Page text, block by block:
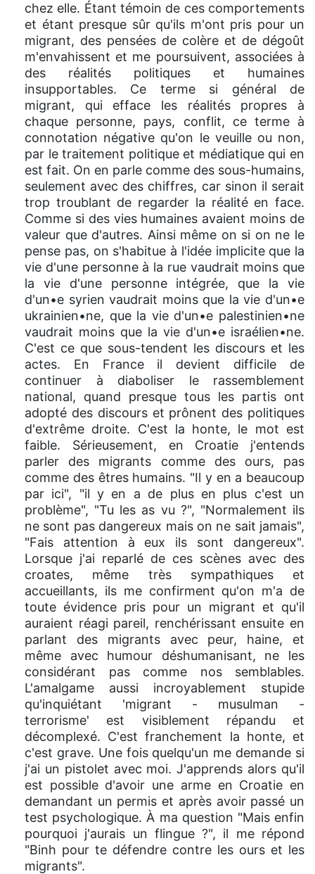
chez elle. Étant témoin de ces comportements
et étant presque sûr qu'ils m'ont pris pour un
migrant, des pensées de colère et de dégoût
m'envahissent et me poursuivent, associées à
des réalités politiques et humaines
insupportables. Ce terme si général de
migrant, qui efface les réalités propres à
chaque personne, pays, conflit, ce terme à
connotation négative qu'on le veuille ou non,
par le traitement politique et médiatique qui en
est fait. On en parle comme des sous-humains,
seulement avec des chiffres, car sinon il serait
trop troublant de regarder la réalité en face.
Comme si des vies humaines avaient moins de
valeur que d'autres. Ainsi même on si on ne le
pense pas, on s'habitue à l'idée implicite que la
vie d'une personne à la rue vaudrait moins que
la vie d'une personne intégrée, que la vie
d'un•e syrien vaudrait moins que la vie d'un•e
ukrainien•ne, que la vie d'un•e palestinien•ne
vaudrait moins que la vie d'un•e israélien•ne.
C'est ce que sous-tendent les discours et les
actes. En France il devient difficile de
continuer à diaboliser le rassemblement
national, quand presque tous les partis ont
adopté des discours et prônent des politiques
d'extrême droite. C'est la honte, le mot est
faible. Sérieusement, en Croatie j'entends
parler des migrants comme des ours, pas
comme des êtres humains. "Il y en a beaucoup
par ici", "il y en a de plus en plus c'est un
problème", "Tu les as vu ?", "Normalement ils
ne sont pas dangereux mais on ne sait jamais",
"Fais attention à eux ils sont dangereux".
Lorsque j'ai reparlé de ces scènes avec des
croates, même très sympathiques et
accueillants, ils me confirment qu'on m'a de
toute évidence pris pour un migrant et qu'il
auraient réagi pareil, renchérissant ensuite en
parlant des migrants avec peur, haine, et
même avec humour déshumanisant, ne les
considérant pas comme nos semblables.
L'amalgame aussi incroyablement stupide
qu'inquiétant 'migrant - musulman -
terrorisme' est visiblement répandu et
décomplexé. C'est franchement la honte, et
c'est grave. Une fois quelqu'un me demande si
j'ai un pistolet avec moi. J'apprends alors qu'il
est possible d'avoir une arme en Croatie en
demandant un permis et après avoir passé un
test psychologique. À ma question "Mais enfin
pourquoi j'aurais un flingue ?", il me répond
"Binh pour te défendre contre les ours et les
migrants".